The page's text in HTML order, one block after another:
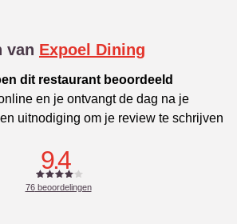
van Expoel Dining
dit restaurant beoordeeld
en je ontvangt de dag na je
uitnodiging om je review te schrijven
9.4
76beoordelingen